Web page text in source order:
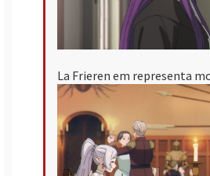
La Frieren em representa